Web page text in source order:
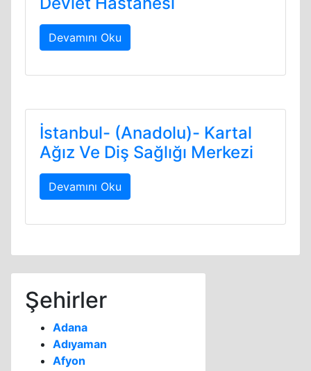
Devamını Oku
İstanbul- (Anadolu)- Kartal
Ağız Ve Diş Sağlığı Merkezi
Devamını Oku
Şehirler
Adana
Adıyaman
Afyon